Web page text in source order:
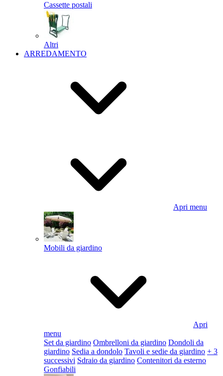
Cassette postali
Altri
ARREDAMENTO
Apri menu
Mobili da giardino
Apri
menu
Set da giardino Ombrelloni da giardino Dondoli da
giardino Sedia a dondolo Tavoli e sedie da giardino + 3
successivi Sdraio da giardino Contenitori da esterno
Gonfiabili